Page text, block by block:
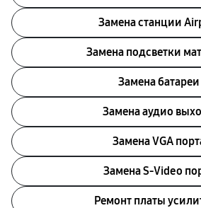
Замена станции
Замена подсветки
Замена батареи
Замена аудио
Замена VGA
Замена S-Video
Ремонт платы